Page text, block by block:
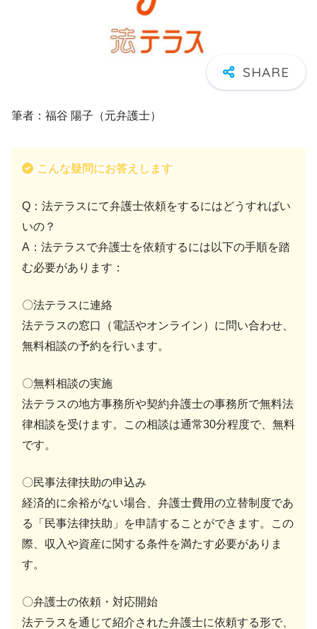
筆者：福谷 陽子（元弁護士）
こんな疑問にお答えします
Q：法テラスにて弁護士依頼をするにはどうすればい
いの？
A：法テラスで弁護士を依頼するには以下の手順を踏
む必要があります：
〇法テラスに連絡
法テラスの窓口（電話やオンライン）に問い合わせ、
無料相談の予約を行います。
〇無料相談の実施
法テラスの地方事務所や契約弁護士の事務所で無料法
律相談を受けます。この相談は通常30分程度で、無料
です。
〇民事法律扶助の申込み
経済的に余裕がない場合、弁護士費用の立替制度であ
る「民事法律扶助」を申請することができます。この
際、収入や資産に関する条件を満たす必要がありま
す。
〇弁護士の依頼・対応開始
法テラスを通じて紹介された弁護士に依頼する形で、